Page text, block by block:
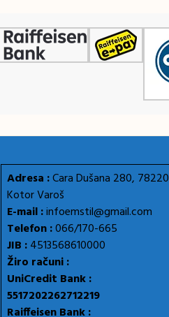
Adresa :Cara Dušana 280, 78220
Kotor Varoš
E-mail :infoemstil@gmail.com
Telefon :066/170-665
JIB :4513568610000
Žiro računi :
UniCredit Bank :
5517202262712219
Raiffeisen Bank :